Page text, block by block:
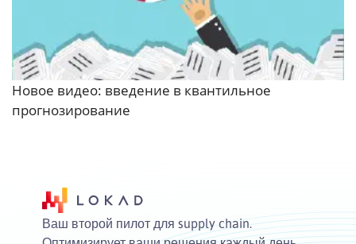
Новое видео: введение в квантильное
прогнозирование
Ваш второй пилот для supply chain.